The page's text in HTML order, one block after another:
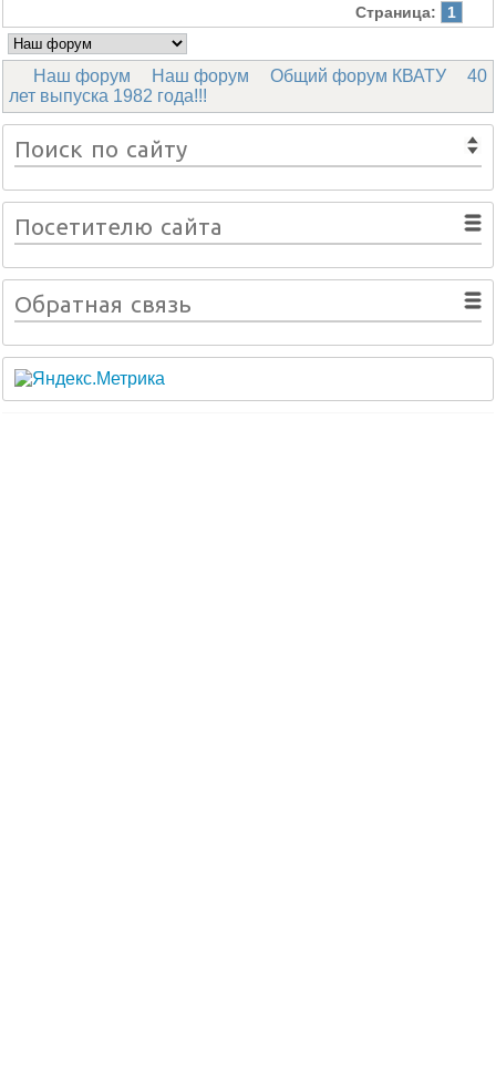
Страница: 1
Наш форум Наш форум Общий форум КВАТУ
40
лет выпуска 1982 года!!!
Поиск по сайту
Посетителю сайта
Обратная связь